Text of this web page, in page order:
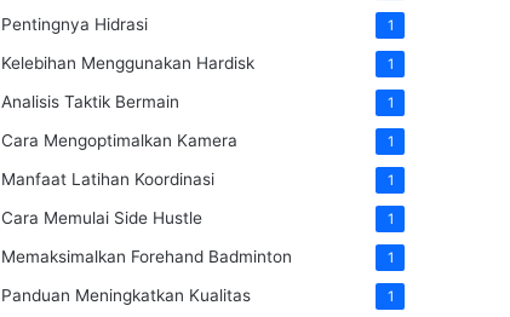
Pentingnya Hidrasi 1
Kelebihan Menggunakan Hardisk 1
Analisis Taktik Bermain 1
Cara Mengoptimalkan Kamera 1
Manfaat Latihan Koordinasi 1
Cara Memulai Side Hustle 1
Memaksimalkan Forehand Badminton 1
Panduan Meningkatkan Kualitas 1